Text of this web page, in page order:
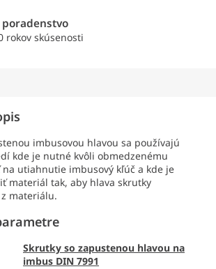
rokov skúsenosti
imbusovou hlavou sa používajú
kde je nutné kvôli obmedzenému
utiahnutie imbusový kľúč a kde je
materiál tak, aby hlava skrutky
materiálu.
Skrutky so zapustenou hlavou na
imbus DIN 7991